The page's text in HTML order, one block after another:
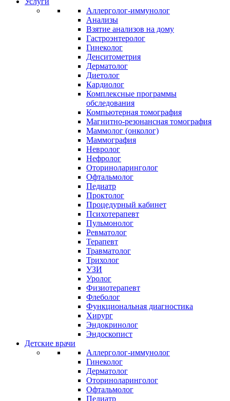
Аллерголог-иммунолог
Анализы
Взятие анализов на дому
Гастроэнтеролог
Гинеколог
Денситометрия
Дерматолог
Диетолог
Кардиолог
Комплексные программы
обследования
Компьютерная томография
Магнитно-резонансная томография
Маммолог (онколог)
Маммография
Невролог
Нефролог
Оториноларинголог
Офтальмолог
Педиатр
Проктолог
Процедурный кабинет
Психотерапевт
Пульмонолог
Ревматолог
Терапевт
Травматолог
Трихолог
УЗИ
Уролог
Физиотерапевт
Флеболог
Функциональная диагностика
Хирург
Эндокринолог
Эндоскопист
Детские врачи
Аллерголог-иммунолог
Гинеколог
Дерматолог
Оториноларинголог
Офтальмолог
Педиатр